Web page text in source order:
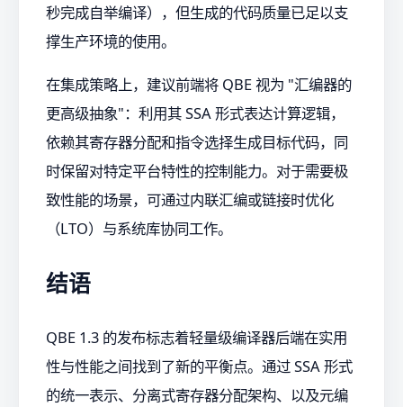
秒完成自举编译），但生成的代码质量已足以支
撑生产环境的使用。
在集成策略上，建议前端将 QBE 视为 "汇编器的
更高级抽象"：利用其 SSA 形式表达计算逻辑，
依赖其寄存器分配和指令选择生成目标代码，同
时保留对特定平台特性的控制能力。对于需要极
致性能的场景，可通过内联汇编或链接时优化
（LTO）与系统库协同工作。
结语
QBE 1.3 的发布标志着轻量级编译器后端在实用
性与性能之间找到了新的平衡点。通过 SSA 形式
的统一表示、分离式寄存器分配架构、以及元编